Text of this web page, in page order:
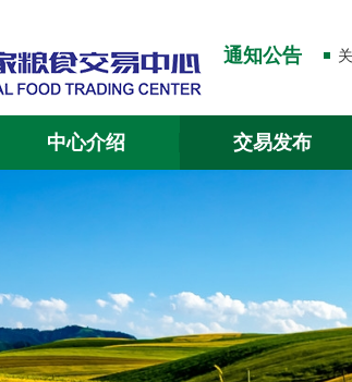
通知公告
中心介绍 交易发布